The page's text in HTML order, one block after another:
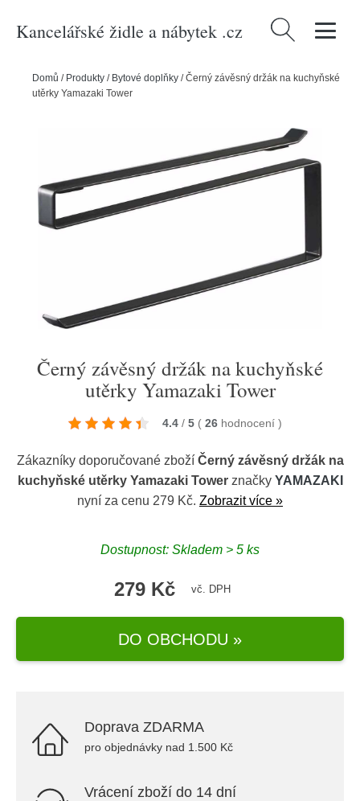
Kancelářské židle a nábytek .cz Vyhledávání
Domů / Produkty / Bytové doplňky /Černý závěsný držák na kuchyňské
utěrky Yamazaki Tower
Černý závěsný držák na kuchyňské
utěrky Yamazaki Tower
4.4 / 5 ( 26 hodnocení )
Zákazníky doporučované zboží Černý závěsný držák na
kuchyňské utěrky Yamazaki Towerznačky YAMAZAKI
nyní za cenu 279 Kč. Zobrazit více »
Dostupnost: Skladem > 5 ks
279 Kč vč. DPH
DO OBCHODU »
Doprava ZDARMA
pro objednávky nad 1.500 Kč
Vrácení zboží do 14 dní